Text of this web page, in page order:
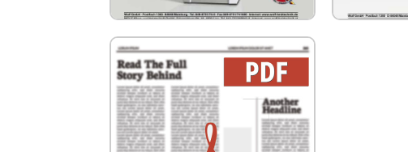
WOLF COB Betriebsanleitung